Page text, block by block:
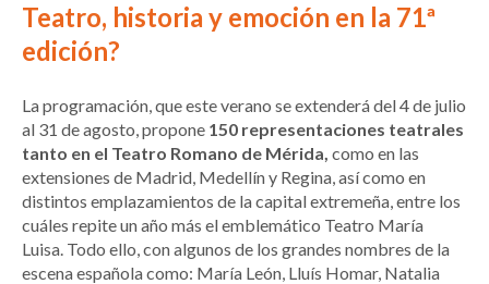
Teatro, historia y emoción en la 71ª
edición?
La programación, que este verano se extenderá del 4 de julio
al 31 de agosto, propone 150 representaciones teatrales
tanto en el Teatro Romano de Mérida, como en las
extensiones de Madrid, Medellín y Regina, así como en
distintos emplazamientos de la capital extremeña, entre los
cuáles repite un año más el emblemático Teatro María
Luisa. Todo ello, con algunos de los grandes nombres de la
escena española como: María León, Lluís Homar, Natalia